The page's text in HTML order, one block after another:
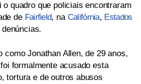
quadro que policiais encontraram
de Fairfield, na Califórnia, Estados
como Jonathan Allen, de 29 anos,
formalmente acusado esta
tortura e de outros abusos